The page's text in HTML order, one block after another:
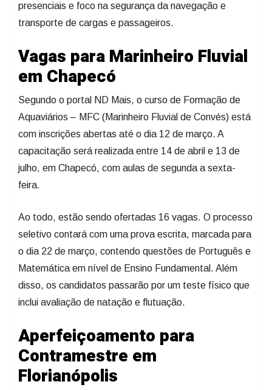
presenciais e foco na segurança da navegação e
transporte de cargas e passageiros.
Vagas para Marinheiro Fluvial
em Chapecó
Segundo o portal ND Mais, o curso de Formação de
Aquaviários – MFC (Marinheiro Fluvial de Convés) está
com inscrições abertas até o dia 12 de março. A
capacitação será realizada entre 14 de abril e 13 de
julho, em Chapecó, com aulas de segunda a sexta-
feira.
Ao todo, estão sendo ofertadas 16 vagas. O processo
seletivo contará com uma prova escrita, marcada para
o dia 22 de março, contendo questões de Português e
Matemática em nível de Ensino Fundamental. Além
disso, os candidatos passarão por um teste físico que
inclui avaliação de natação e flutuação.
Aperfeiçoamento para
Contramestre em
Florianópolis